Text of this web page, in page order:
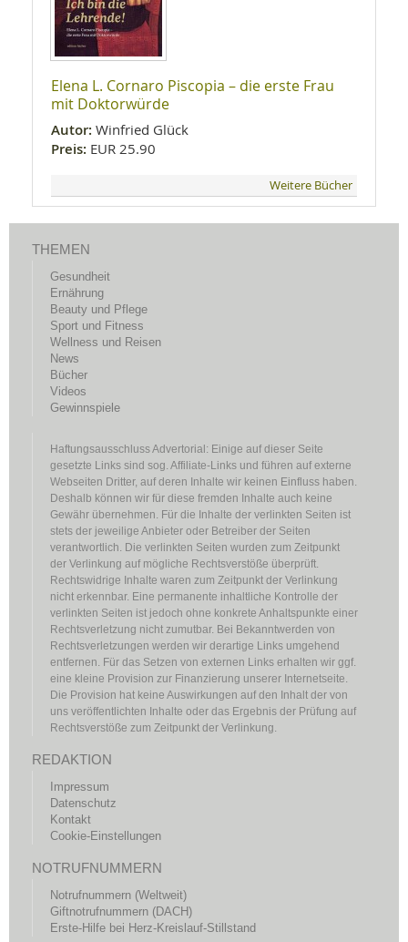
Elena L. Cornaro Piscopia – die erste Frau
mit Doktorwürde
Autor: Winfried Glück
Preis: EUR 25.90
Weitere Bücher
THEMEN
Gesundheit
Ernährung
Beauty und Pflege
Sport und Fitness
Wellness und Reisen
News
Bücher
Videos
Gewinnspiele
Haftungsausschluss Advertorial: Einige auf dieser Seite
gesetzte Links sind sog. Affiliate-Links und führen auf externe
Webseiten Dritter, auf deren Inhalte wir keinen Einfluss haben.
Deshalb können wir für diese fremden Inhalte auch keine
Gewähr übernehmen. Für die Inhalte der verlinkten Seiten ist
stets der jeweilige Anbieter oder Betreiber der Seiten
verantwortlich. Die verlinkten Seiten wurden zum Zeitpunkt
der Verlinkung auf mögliche Rechtsverstöße überprüft.
Rechtswidrige Inhalte waren zum Zeitpunkt der Verlinkung
nicht erkennbar. Eine permanente inhaltliche Kontrolle der
verlinkten Seiten ist jedoch ohne konkrete Anhaltspunkte einer
Rechtsverletzung nicht zumutbar. Bei Bekanntwerden von
Rechtsverletzungen werden wir derartige Links umgehend
entfernen. Für das Setzen von externen Links erhalten wir ggf.
eine kleine Provision zur Finanzierung unserer Internetseite.
Die Provision hat keine Auswirkungen auf den Inhalt der von
uns veröffentlichten Inhalte oder das Ergebnis der Prüfung auf
Rechtsverstöße zum Zeitpunkt der Verlinkung.
REDAKTION
Impressum
Datenschutz
Kontakt
Cookie-Einstellungen
NOTRUFNUMMERN
Notrufnummern (Weltweit)
Giftnotrufnummern (DACH)
Erste-Hilfe bei Herz-Kreislauf-Stillstand